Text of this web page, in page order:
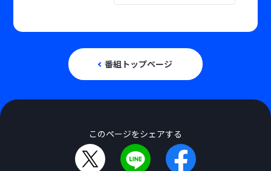
番組トップページ
このページをシェアする